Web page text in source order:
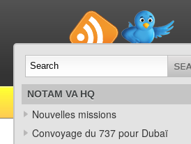
NOTAM VA HQ
Nouvelles missions
Convoyage du 737 pour Dubaï